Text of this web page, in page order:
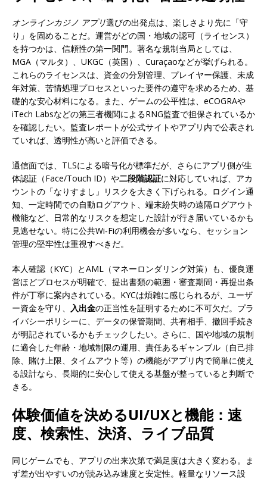
オンラインカジノ アプリ選びの出発点は、楽しさより先に「守
り」を固めることだ。運営がどの国・地域の認可（ライセンス）
を持つかは、信頼性の第一関門。著名な規制当局としては、
MGA（マルタ）、UKGC（英国）、Curaçaoなどが挙げられる。
これらのライセンスは、資金の分別管理、プレイヤー保護、未成
年対策、苦情処理プロセスといった要件の遵守を求めるため、基
礎的な安心材料になる。また、ゲームの公平性は、eCOGRAや
iTech Labsなどの第三者機関によるRNG監査で担保されているか
を確認したい。監査レポートが公式サイトやアプリ内で公表され
ていれば、透明性が高いと評価できる。
通信面では、TLSによる暗号化が標準だが、さらにアプリ側が生
体認証（Face/Touch ID）や二段階認証に対応していれば、アカ
ウントの「なりすまし」リスクを大きく下げられる。ログイン通
知、一定時間での自動ログアウト、端末紛失時の遠隔ログアウト
機能など、日常的なリスクを想定した設計が行き届いているかも
見逃せない。特に公共Wi‑Fiの利用機会が多いなら、セッション
管理の堅牢性は重視すべきだ。
本人確認（KYC）とAML（マネーロンダリング対策）も、優良運
営ほどプロセスが明確で、提出書類の範囲・審査期間・再提出条
件が丁寧に案内されている。KYCは煩雑に感じられるが、ユーザ
ー資金を守り、 入出金の正当性を証明するために不可欠だ。プラ
イバシーポリシーに、データの保管期間、共有相手、撤回手続き
が明記されているかもチェックしたい。さらに、国や地域の規制
に適合した年齢・地域制限の運用、責任あるギャンブル（自己排
除、賭け上限、タイムアウト等）の機能がアプリ内で簡単に使え
る設計なら、長期的に安心して使える基盤が整っていると判断で
きる。
体験価値を決めるUI/UXと機能：速
度、検索性、決済、ライブ品質
同じゲームでも、アプリの出来次第で満足度は大きく変わる。ま
ず差が出やすいのが読み込み速度と安定性。軽量なリソース設